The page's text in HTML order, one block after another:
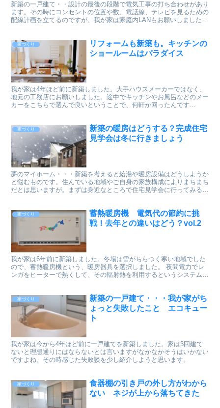
新築の一戸建て・・設計の最後の段階で電気工事の打ち合わせがあり
ます。その時にコンセントの位置や数、電話線、テレビを見るための
配線計画を立てるのですが、我が家は家庭内LANもお願いしました。
家づくり
リフォームも新築も。キッチンの
ショールームはパラダイス
我が家は4年ほど前に新築しました。大手ハウスメーカーではなく、
地元の工務店にお願いしました。途中でキッチンやお風呂などのメー
カーをこちらで選んで良いということで、何軒か回ったんです
家づくり
新築の暖房はどうする？完成住宅
見学会は冬に行きましょう
夢のマイホーム・・・新築を考えると給湯や暖房設備はどうしようか
と悩むものです。住んでいる地域やご自身の家族構成によりまちまち
だとは思いますが。まずは身近なところで住宅見学会に行ってみるの
家づくり
蓄熱暖房機 電気代の節約に挑
戦！去年との違いはどう？vol.2
我が家は6年前に新築しました。冬場は雪がちらつく寒い地域でした
ので、蓄熱暖房機という、暖房器具を選択しました。 夜間電力でレ
ンガをヒーターで熱くして、その輻射熱を利用するというシステムの
すが、12月は電気代を節約しようと挑戦してみました。
家づくり
新築の一戸建て・・・我が家がち
ょっと失敗したこと エコキュー
ト
我が家は今から4年ほど前に一戸建てを新築しました。家は3回建て
ないと理想通りにはならないとは言いますがなかなかそうはいかない
ですよね。その時感じた失敗談を少し紹介しようと思います。
家づくり
食器棚の引き戸の外し方がわから
ない ネジが上から落ちてきた